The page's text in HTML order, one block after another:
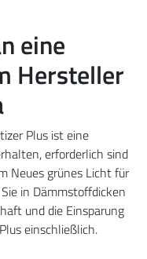
eine
Hersteller
Plus ist eine
erforderlich sind
Neues grünes Licht für
in Dämmstoffdicken
und die Einsparung
einschließlich.